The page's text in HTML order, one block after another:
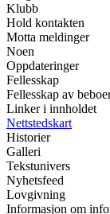
Klubb
Hold kontakten
Motta meldinger
Noen
Oppdateringer
Fellesskap
Fellesskap av
Linker i innholdet
Nettstedskart
Historier
Galleri
Tekstunivers
Nyhetsfeed
Lovgivning
Informasjon om